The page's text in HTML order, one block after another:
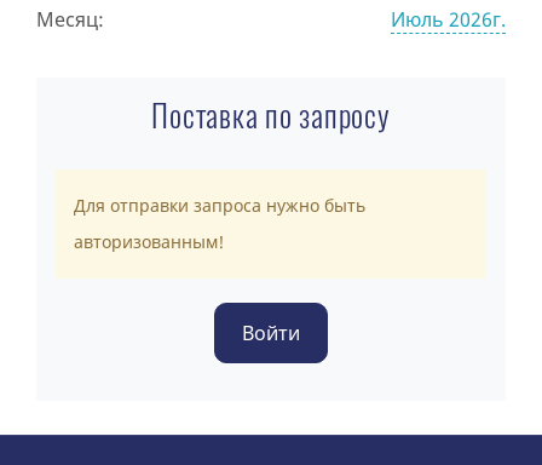
Месяц: Июль 2026г.
Поставка по запросу
Для отправки запроса нужно быть
авторизованным!